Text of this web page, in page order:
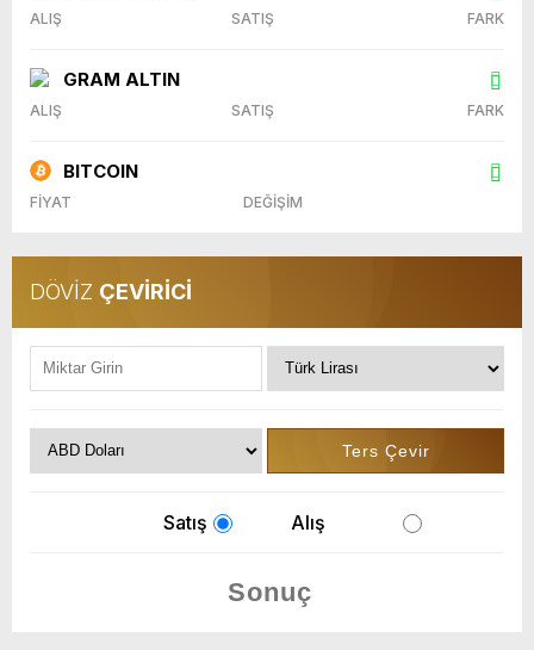
ALIŞ SATIŞ FARK
GRAM ALTIN
ALIŞ SATIŞ FARK
BITCOIN
FİYAT DEĞİŞİM
DÖVİZ ÇEVİRİCİ
Satış Alış